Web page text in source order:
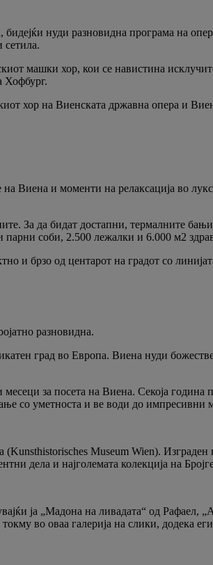
нуди разновидна програма на
сетила.
машки хор, кои се навистина
Хофбург.
хор на Виенската државна опера и
Виена и моменти на релаксација во
За да бидат достапни, термалните
соби, 2.500 лежалки и 6.000 м2
и брзо од центарот на градот со
разновидна.
град во Европа. Виена нуди
за посета на Виена. Секоја
со уметноста и ве води до импресивни
Museum Wien).
дела и најголемата колекција на
ја „Мадона на ливадата“ од
во оваа галерија на слики, додека